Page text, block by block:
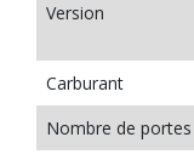
Version
Carburant
Nombre de portes